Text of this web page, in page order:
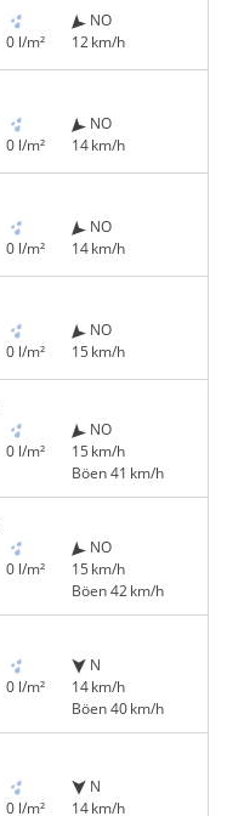
0 l/m²
NO
12 km/h
0 l/m²
NO
14 km/h
0 l/m²
NO
14 km/h
0 l/m²
NO
15 km/h
0 l/m²
NO
15 km/h
Böen 41 km/h
0 l/m²
NO
15 km/h
Böen 42 km/h
0 l/m²
N
14 km/h
Böen 40 km/h
0 l/m²
N
14 km/h